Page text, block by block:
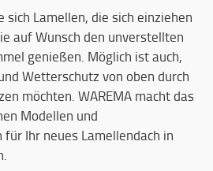
sich Lamellen, die sich einziehen
auf Wunsch den unverstellten
genießen. Möglich ist auch,
Wetterschutz von oben durch
möchten. WAREMA macht das
Modellen und
Ihr neues Lamellendach in